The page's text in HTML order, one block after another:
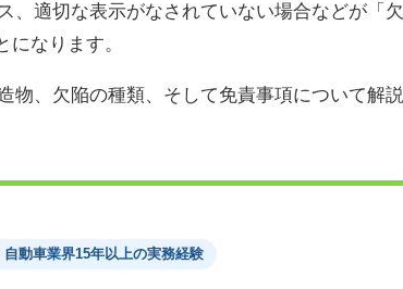
、適切な表示がなされていない場合などが「欠
になります。
物、欠陥の種類、そして免責事項について解説
自動車業界15年以上の実務経験